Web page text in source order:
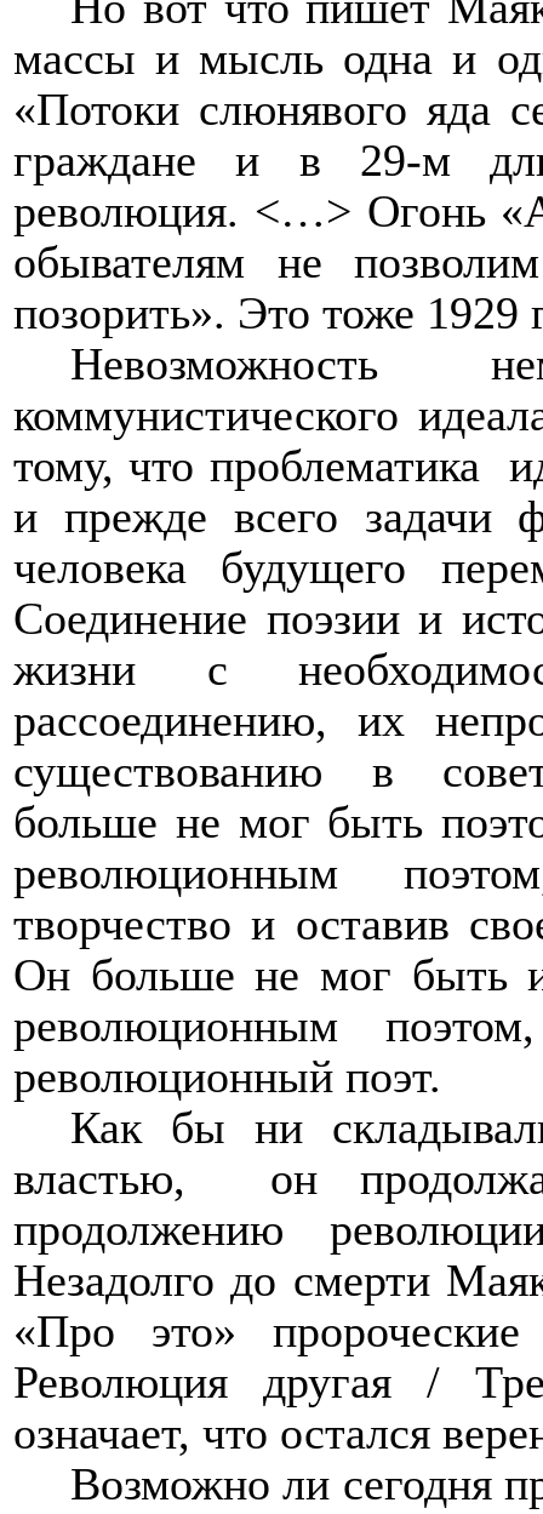
массы и мысль одна и
«Потоки слюнявого яда
граждане и в 29-м
революция. <…> Огонь
обывателям не
позорить». Это тоже 1929
Невозможность
коммунистического
тому, что проблематика
и прежде всего задачи
человека будущего
Соединение поэзии и
жизни с
рассоединению, их
существованию в
больше не мог быть
революционным
творчество и оставив
Он больше не мог быть
революционным
революционный поэт.
Как бы ни
властью,
он
продолжению
Незадолго до смерти
«Про это»
Революция другая /
означает, что остался
Возможно ли сегодня